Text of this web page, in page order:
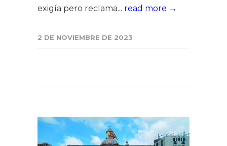
exigía pero reclama... read more →
2 DE NOVIEMBRE DE 2023